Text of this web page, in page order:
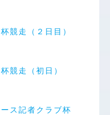
競走（２日目）
競走（初日）
ス記者クラブ杯